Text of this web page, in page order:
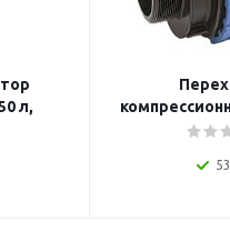
л,
АКВА, 32